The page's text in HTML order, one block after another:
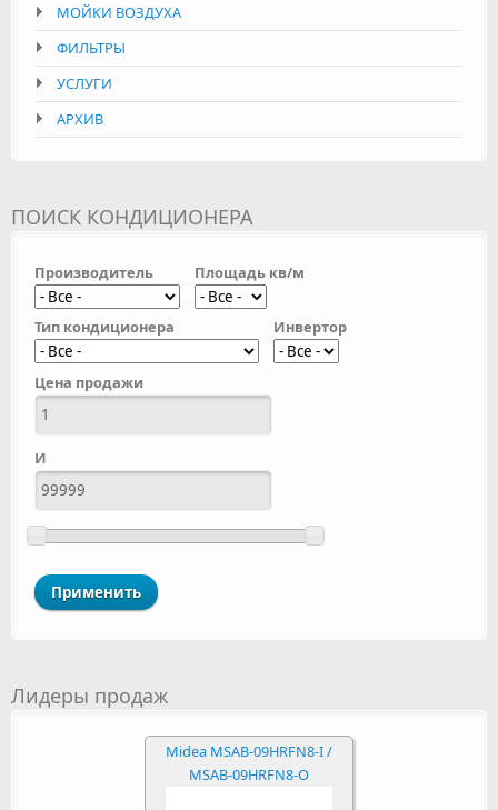
МОЙКИ ВОЗДУХА
ФИЛЬТРЫ
УСЛУГИ
АРХИВ
ПОИСК КОНДИЦИОНЕРА
Производитель Площадь кв/м
Тип кондиционера Инвертор
Цена продажи
И
Лидеры продаж
Midea MSAB-09HRFN8-I /
MSAB-09HRFN8-O